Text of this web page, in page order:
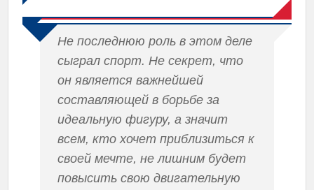
Не последнюю роль в этом деле
сыграл спорт. Не секрет, что
он является важнейшей
составляющей в борьбе за
идеальную фигуру, а значит
всем, кто хочет приблизиться к
своей мечте, не лишним будет
повысить свою двигательную